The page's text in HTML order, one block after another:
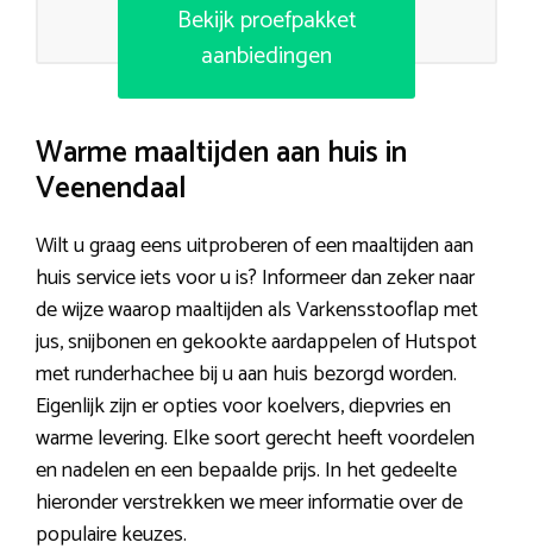
Bekijk proefpakket
aanbiedingen
Warme maaltijden aan huis in
Veenendaal
Wilt u graag eens uitproberen of een maaltijden aan
huis service iets voor u is? Informeer dan zeker naar
de wijze waarop maaltijden als Varkensstooflap met
jus, snijbonen en gekookte aardappelen of Hutspot
met runderhachee bij u aan huis bezorgd worden.
Eigenlijk zijn er opties voor koelvers, diepvries en
warme levering. Elke soort gerecht heeft voordelen
en nadelen en een bepaalde prijs. In het gedeelte
hieronder verstrekken we meer informatie over de
populaire keuzes.